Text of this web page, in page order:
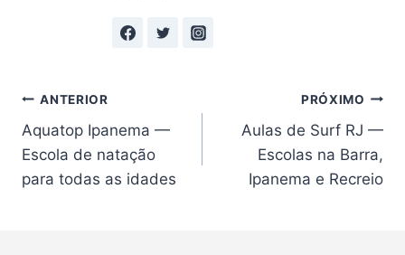
Navegação
de
Post
ANTERIOR
Aquatop Ipanema —
Escola de natação
para todas as idades
PRÓXIMO
Aulas de Surf RJ —
Escolas na Barra,
Ipanema e Recreio